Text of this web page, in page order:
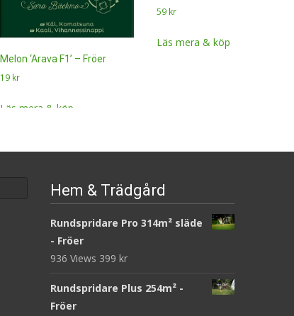
Melon ‘Arava F1’ – Fröer
19 kr
Läs mera & köp
59 kr
Läs mera & köp
Hem & Trädgård
Rundspridare Pro 314m² släde
- Fröer
936 Views 399 kr
Rundspridare Plus 254m² -
Fröer